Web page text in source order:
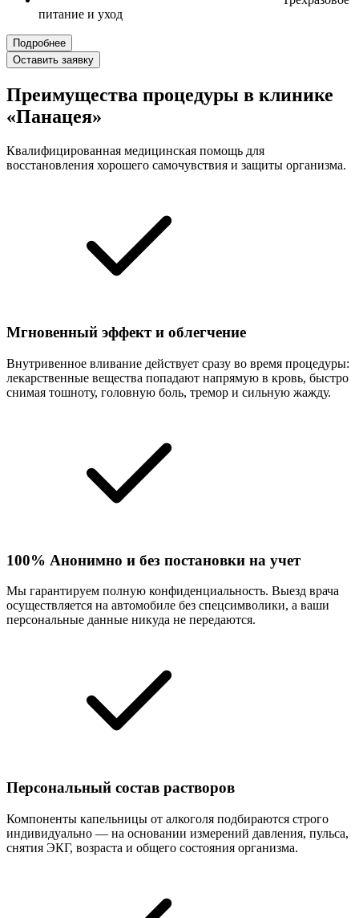
питание и уход
Подробнее
Оставить заявку
Преимущества процедуры в клинике
«Панацея»
Квалифицированная медицинская помощь для
восстановления хорошего самочувствия и защиты организма.
Мгновенный эффект и облегчение
Внутривенное вливание действует сразу во время процедуры:
лекарственные вещества попадают напрямую в кровь, быстро
снимая тошноту, головную боль, тремор и сильную жажду.
100% Анонимно и без постановки на учет
Мы гарантируем полную конфиденциальность. Выезд врача
осуществляется на автомобиле без спецсимволики, а ваши
персональные данные никуда не передаются.
Персональный состав растворов
Компоненты капельницы от алкоголя подбираются строго
индивидуально — на основании измерений давления, пульса,
снятия ЭКГ, возраста и общего состояния организма.